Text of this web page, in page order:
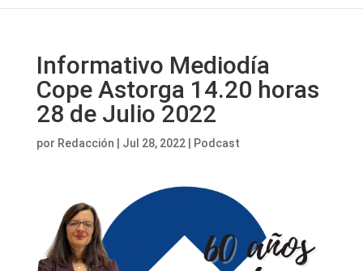
Informativo Mediodía
Cope Astorga 14.20 horas
28 de Julio 2022
por Redacción Jul 28, 2022| Podcast